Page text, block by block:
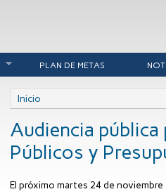
PLAN DE METAS
Se encuentra usted aquí
Inicio
Audiencia
Públicos y
El próximo martes 24 de